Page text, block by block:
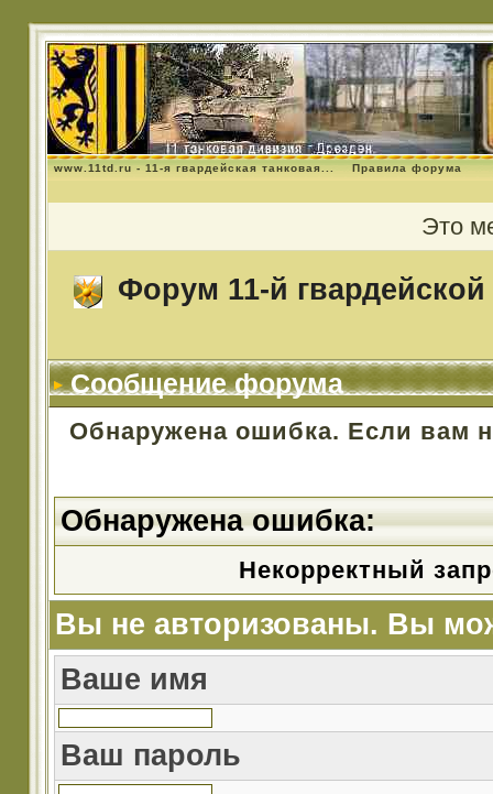
www.11td.ru - 11-я гвардейская танковая... Правила форума
Это
Форум 11-й гвардейской
Сообщение форума
Обнаружена ошибка. Если вам
Обнаружена ошибка:
Некорректный
Вы не авторизованы. Вы
Ваше имя
Ваш пароль